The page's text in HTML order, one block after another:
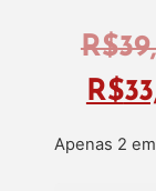
R$
R$
Apenas 2